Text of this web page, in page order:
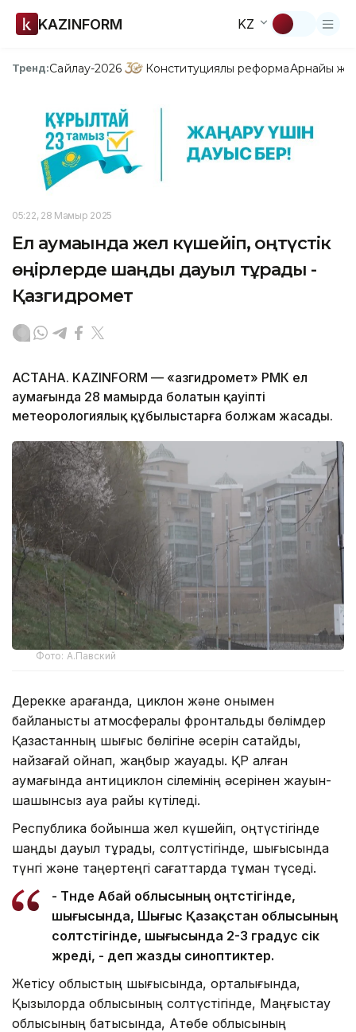
KAZINFORM KZ
Тренд:Сайлау-2026 Конституциялық реформаАрнайы
05:22, 28 Мамыр 2025
Ел аумағында жел күшейіп, оңтүстік
өңірлерде шаңды дауыл тұрады -
Қазгидромет
АСТАНА. KAZINFORM — «Қазгидромет» РМК ел
аумағында 28 мамырда болатын қауіпті
метеорологиялық құбылыстарға болжам жасады.
Фото: А.Павский
Дерекке қарағанда, циклон және онымен
байланысты атмосфералық фронтальды бөлімдер
Қазақстанның шығыс бөлігіне әсерін сақтайды,
найзағай ойнап, жаңбыр жауады. ҚР қалған
аумағында антициклон сілемінің әсерінен жауын-
шашынсыз ауа райы күтіледі.
Республика бойынша жел күшейіп, оңтүстігінде
шаңды дауыл тұрады, солтүстігінде, шығысында
түнгі және таңертеңгі сағаттарда тұман түседі.
- Түнде Абай облысының оңтүстігінде,
шығысында, Шығыс Қазақстан облысының
солтүстігінде, шығысында 2-3 градус үсік
жүреді, - деп жазды синоптиктер.
Жетісу облыстың шығысында, орталығында,
Қызылорда облысының солтүстігінде, Маңғыстау
облысының батысында, Ақтөбе облысының